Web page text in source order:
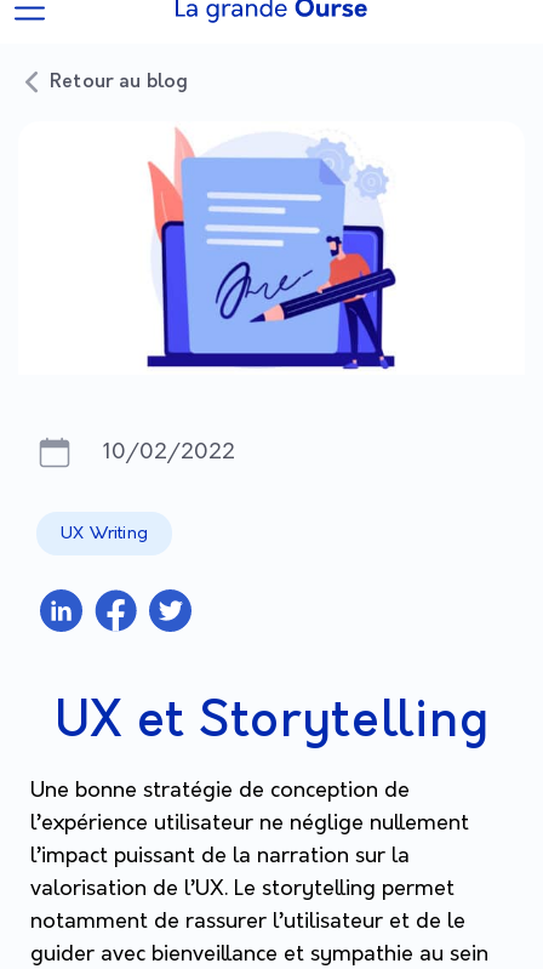
Retour au blog
10/02/2022
UX Writing
UX et Storytelling
Une bonne stratégie de conception de
l’expérience utilisateur ne néglige nullement
l’impact puissant de la narration sur la
valorisation de l’UX. Le storytelling permet
notamment de rassurer l’utilisateur et de le
guider avec bienveillance et sympathie au sein